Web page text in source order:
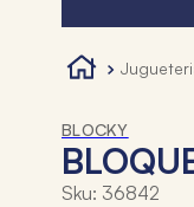
BLOCKY
Sku: 36842
4.